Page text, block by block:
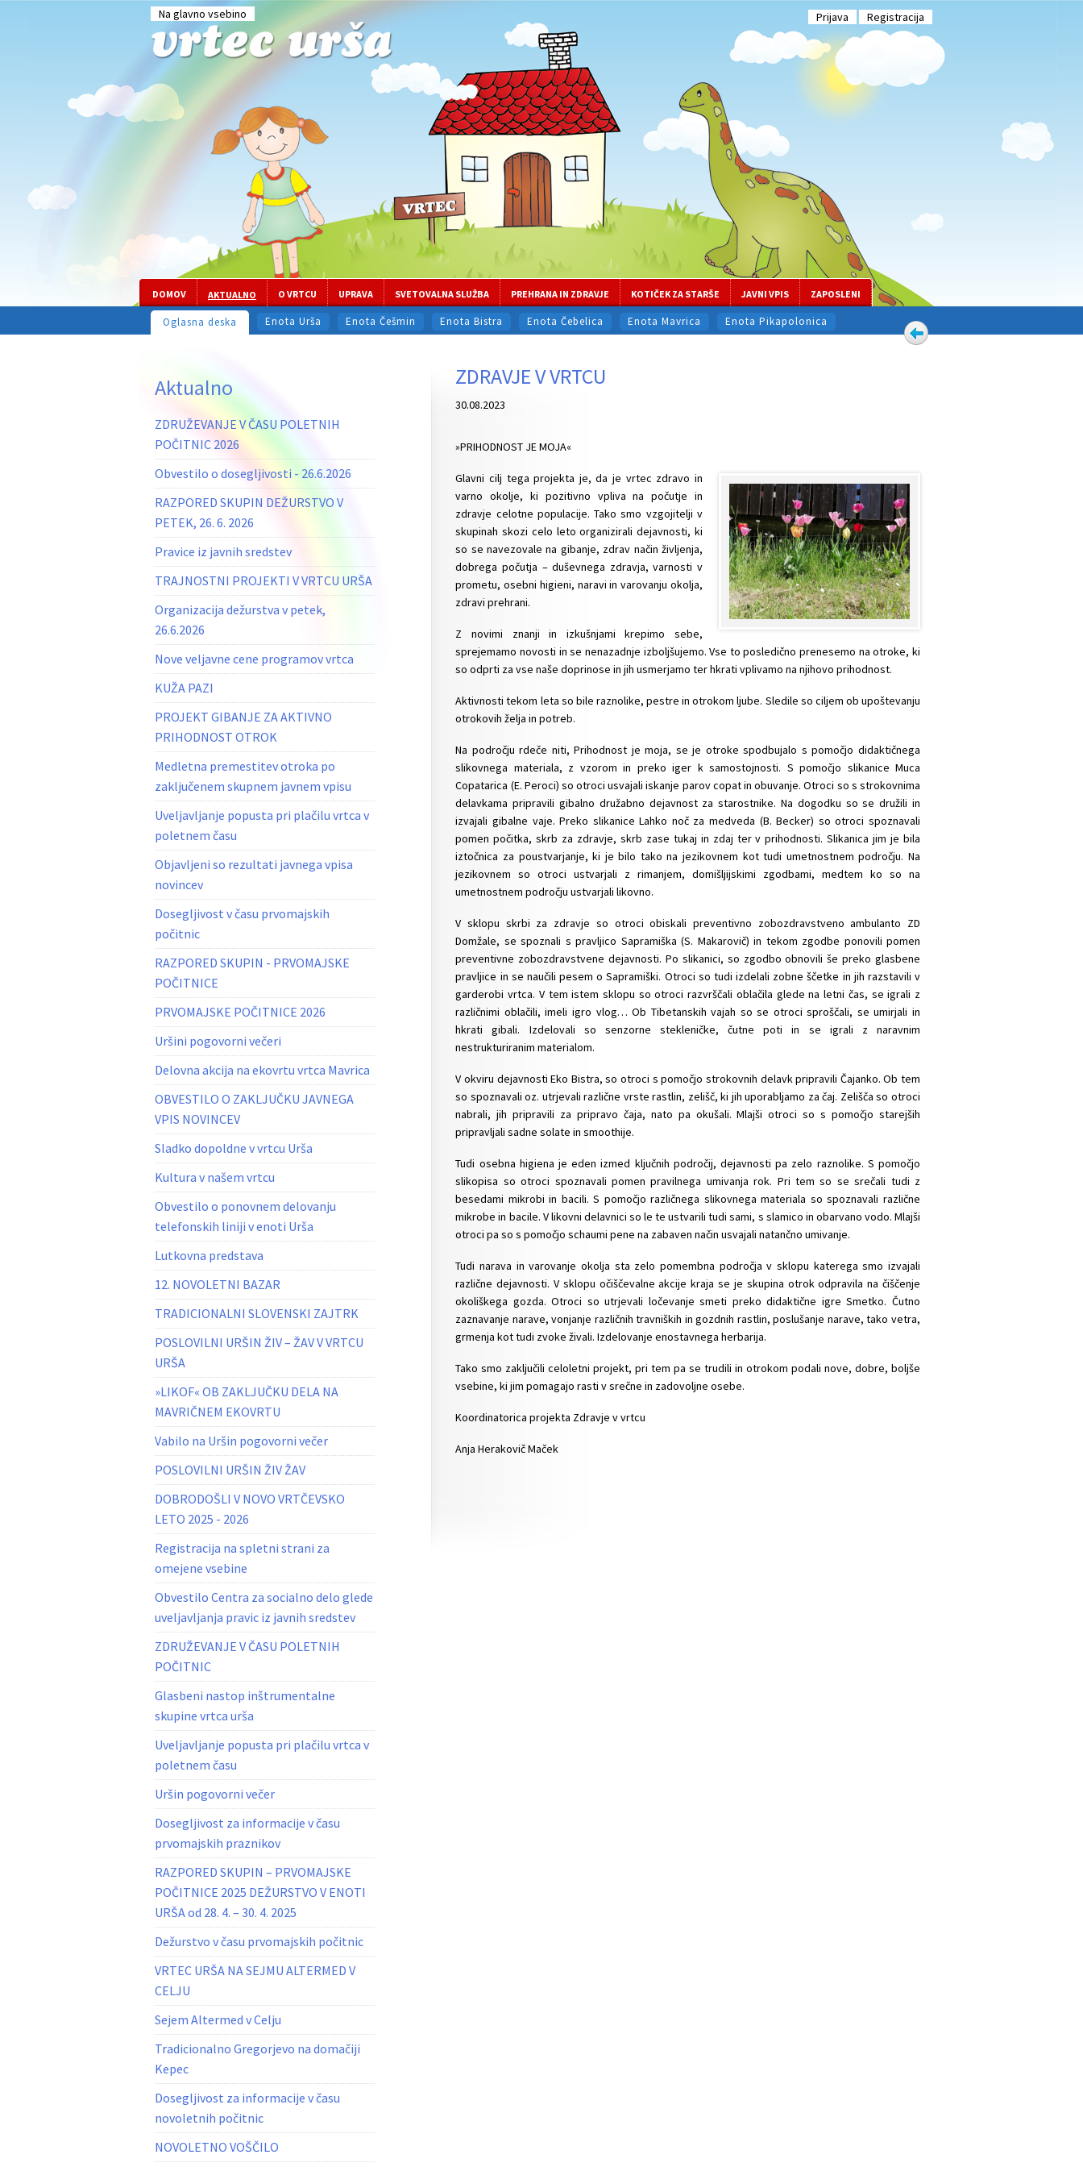
Na glavno vsebino Prijava Registracija
DOMOV AKTUALNO O VRTCU UPRAVA SVETOVALNA SLUŽBA PREHRANA IN ZDRAVJE KOTIČEK ZA STARŠE JAVNI VPIS ZAPOSLENI
Oglasna deska Enota Urša Enota Češmin Enota Bistra Enota Čebelica Enota Mavrica Enota Pikapolonica
Aktualno
ZDRUŽEVANJE V ČASU POLETNIH
POČITNIC 2026
Obvestilo o dosegljivosti - 26.6.2026
RAZPORED SKUPIN DEŽURSTVO V
PETEK, 26. 6. 2026
Pravice iz javnih sredstev
TRAJNOSTNI PROJEKTI V VRTCU URŠA
Organizacija dežurstva v petek,
26.6.2026
Nove veljavne cene programov vrtca
KUŽA PAZI
PROJEKT GIBANJE ZA AKTIVNO
PRIHODNOST OTROK
Medletna premestitev otroka po
zaključenem skupnem javnem vpisu
Uveljavljanje popusta pri plačilu vrtca v
poletnem času
Objavljeni so rezultati javnega vpisa
novincev
Dosegljivost v času prvomajskih
počitnic
RAZPORED SKUPIN - PRVOMAJSKE
POČITNICE
PRVOMAJSKE POČITNICE 2026
Uršini pogovorni večeri
Delovna akcija na ekovrtu vrtca Mavrica
OBVESTILO O ZAKLJUČKU JAVNEGA
VPIS NOVINCEV
Sladko dopoldne v vrtcu Urša
Kultura v našem vrtcu
Obvestilo o ponovnem delovanju
telefonskih liniji v enoti Urša
Lutkovna predstava
12. NOVOLETNI BAZAR
TRADICIONALNI SLOVENSKI ZAJTRK
POSLOVILNI URŠIN ŽIV – ŽAV V VRTCU
URŠA
»LIKOF« OB ZAKLJUČKU DELA NA
MAVRIČNEM EKOVRTU
Vabilo na Uršin pogovorni večer
POSLOVILNI URŠIN ŽIV ŽAV
DOBRODOŠLI V NOVO VRTČEVSKO
LETO 2025 - 2026
Registracija na spletni strani za
omejene vsebine
Obvestilo Centra za socialno delo glede
uveljavljanja pravic iz javnih sredstev
ZDRUŽEVANJE V ČASU POLETNIH
POČITNIC
Glasbeni nastop inštrumentalne
skupine vrtca urša
Uveljavljanje popusta pri plačilu vrtca v
poletnem času
Uršin pogovorni večer
Dosegljivost za informacije v času
prvomajskih praznikov
RAZPORED SKUPIN – PRVOMAJSKE
POČITNICE 2025 DEŽURSTVO V ENOTI
URŠA od 28. 4. – 30. 4. 2025
Dežurstvo v času prvomajskih počitnic
VRTEC URŠA NA SEJMU ALTERMED V
CELJU
Sejem Altermed v Celju
Tradicionalno Gregorjevo na domačiji
Kepec
Dosegljivost za informacije v času
novoletnih počitnic
NOVOLETNO VOŠČILO
ZDRAVJE V VRTCU
30.08.2023
»PRIHODNOST JE MOJA«
Glavni cilj tega projekta je, da je vrtec zdravo in
varno okolje, ki pozitivno vpliva na počutje in
zdravje celotne populacije. Tako smo vzgojitelji v
skupinah skozi celo leto organizirali dejavnosti, ki
so se navezovale na gibanje, zdrav način življenja,
dobrega počutja – duševnega zdravja, varnosti v
prometu, osebni higieni, naravi in varovanju okolja,
zdravi prehrani.
Z novimi znanji in izkušnjami krepimo sebe,
sprejemamo novosti in se nenazadnje izboljšujemo. Vse to posledično prenesemo na otroke, ki
so odprti za vse naše doprinose in jih usmerjamo ter hkrati vplivamo na njihovo prihodnost.
Aktivnosti tekom leta so bile raznolike, pestre in otrokom ljube. Sledile so ciljem ob upoštevanju
otrokovih želja in potreb.
Na področju rdeče niti, Prihodnost je moja, se je otroke spodbujalo s pomočjo didaktičnega
slikovnega materiala, z vzorom in preko iger k samostojnosti. S pomočjo slikanice Muca
Copatarica (E. Peroci) so otroci usvajali iskanje parov copat in obuvanje. Otroci so s strokovnima
delavkama pripravili gibalno družabno dejavnost za starostnike. Na dogodku so se družili in
izvajali gibalne vaje. Preko slikanice Lahko noč za medveda (B. Becker) so otroci spoznavali
pomen počitka, skrb za zdravje, skrb zase tukaj in zdaj ter v prihodnosti. Slikanica jim je bila
iztočnica za poustvarjanje, ki je bilo tako na jezikovnem kot tudi umetnostnem področju. Na
jezikovnem so otroci ustvarjali z rimanjem, domišljijskimi zgodbami, medtem ko so na
umetnostnem področju ustvarjali likovno.
V sklopu skrbi za zdravje so otroci obiskali preventivno zobozdravstveno ambulanto ZD
Domžale, se spoznali s pravljico Sapramiška (S. Makarovič) in tekom zgodbe ponovili pomen
preventivne zobozdravstvene dejavnosti. Po slikanici, so zgodbo obnovili še preko glasbene
pravljice in se naučili pesem o Sapramiški. Otroci so tudi izdelali zobne ščetke in jih razstavili v
garderobi vrtca. V tem istem sklopu so otroci razvrščali oblačila glede na letni čas, se igrali z
različnimi oblačili, imeli igro vlog… Ob Tibetanskih vajah so se otroci sproščali, se umirjali in
hkrati gibali. Izdelovali so senzorne stekleničke, čutne poti in se igrali z naravnim
nestrukturiranim materialom.
V okviru dejavnosti Eko Bistra, so otroci s pomočjo strokovnih delavk pripravili Čajanko. Ob tem
so spoznavali oz. utrjevali različne vrste rastlin, zelišč, ki jih uporabljamo za čaj. Zelišča so otroci
nabrali, jih pripravili za pripravo čaja, nato pa okušali. Mlajši otroci so s pomočjo starejših
pripravljali sadne solate in smoothije.
Tudi osebna higiena je eden izmed ključnih področij, dejavnosti pa zelo raznolike. S pomočjo
slikopisa so otroci spoznavali pomen pravilnega umivanja rok. Pri tem so se srečali tudi z
besedami mikrobi in bacili. S pomočjo različnega slikovnega materiala so spoznavali različne
mikrobe in bacile. V likovni delavnici so le te ustvarili tudi sami, s slamico in obarvano vodo. Mlajši
otroci pa so s pomočjo schaumi pene na zabaven način usvajali natančno umivanje.
Tudi narava in varovanje okolja sta zelo pomembna področja v sklopu katerega smo izvajali
različne dejavnosti. V sklopu očiščevalne akcije kraja se je skupina otrok odpravila na čiščenje
okoliškega gozda. Otroci so utrjevali ločevanje smeti preko didaktične igre Smetko. Čutno
zaznavanje narave, vonjanje različnih travniških in gozdnih rastlin, poslušanje narave, tako vetra,
grmenja kot tudi zvoke živali. Izdelovanje enostavnega herbarija.
Tako smo zaključili celoletni projekt, pri tem pa se trudili in otrokom podali nove, dobre, boljše
vsebine, ki jim pomagajo rasti v srečne in zadovoljne osebe.
Koordinatorica projekta Zdravje v vrtcu
Anja Herakovič Maček